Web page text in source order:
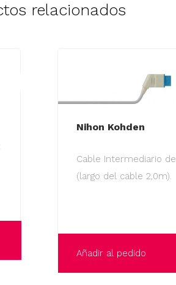
relacionados
Nihon Kohden
Cable Intermediario
(largo del cable 2,0m).
Añadir al pedido